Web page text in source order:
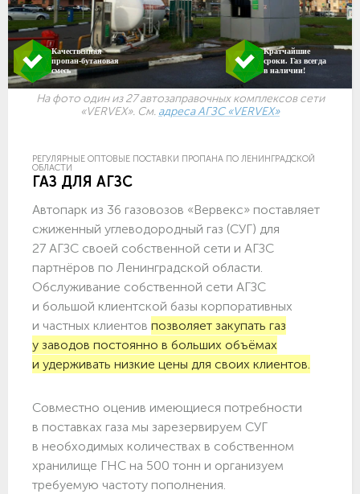
Качественная
пропан-бутановая
смесь
Кратчайшие
сроки. Газ всегда
в наличии!
На фото один из 27 автозаправочных комплексов сети
«VERVEX». См. адреса АГЗС «VERVEX»
РЕГУЛЯРНЫЕ ОПТОВЫЕ ПОСТАВКИ ПРОПАНА ПО ЛЕНИНГРАДСКОЙ
ОБЛАСТИ
ГАЗ ДЛЯ АГЗС
Автопарк из 36 газовозов «Вервекс» поставляет
сжиженный углеводородный газ (СУГ) для
27 АГЗС своей собственной сети и АГЗС
партнёров по Ленинградской области.
Обслуживание собственной сети АГЗС
и большой клиентской базы корпоративных
и частных клиентов позволяет закупать газ
у заводов постоянно в больших объёмах
и удерживать низкие цены для своих клиентов.
Совместно оценив имеющиеся потребности
в поставках газа мы зарезервируем СУГ
в необходимых количествах в собственном
хранилище ГНС на 500 тонн и организуем
требуемую частоту пополнения.